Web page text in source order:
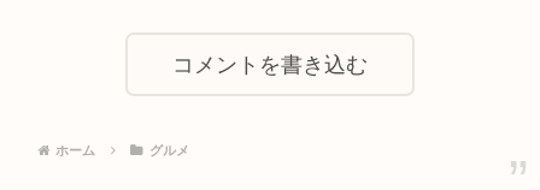
コメントを書き込む
ホーム グルメ